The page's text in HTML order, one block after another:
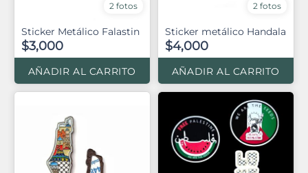
2 fotos
Sticker Metálico Falastin
$3,000
AÑADIR AL CARRITO
2 fotos
Sticker metálico Handala
$4,000
AÑADIR AL CARRITO